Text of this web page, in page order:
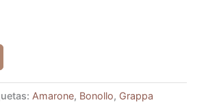
Amarone, Bonollo, Grappa